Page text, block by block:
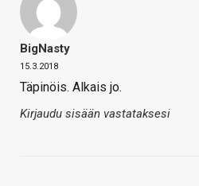
BigNasty
15.3.2018
Täpinöis. Alkais jo.
Kirjaudu sisään vastataksesi